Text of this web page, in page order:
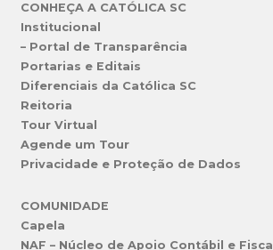
CONHEÇA A CATÓLICA SC
Institucional
– Portal de Transparência
Portarias e Editais
Diferenciais da Católica SC
Reitoria
Tour Virtual
Agende um Tour
Privacidade e Proteção de Dados
COMUNIDADE
Capela
NAF – Núcleo de Apoio Contábil e Fiscal